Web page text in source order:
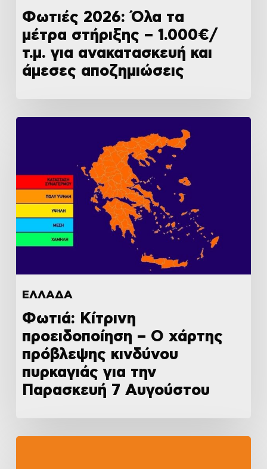
Φωτιές 2026: Όλα τα
μέτρα στήριξης – 1.000€/
τ.μ. για ανακατασκευή και
άμεσες αποζημιώσεις
ΕΛΛΑΔΑ
Φωτιά: Κίτρινη
προειδοποίηση – Ο χάρτης
πρόβλεψης κινδύνου
πυρκαγιάς για την
Παρασκευή 7 Αυγούστου